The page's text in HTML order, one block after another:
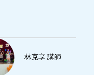
林克享 講師